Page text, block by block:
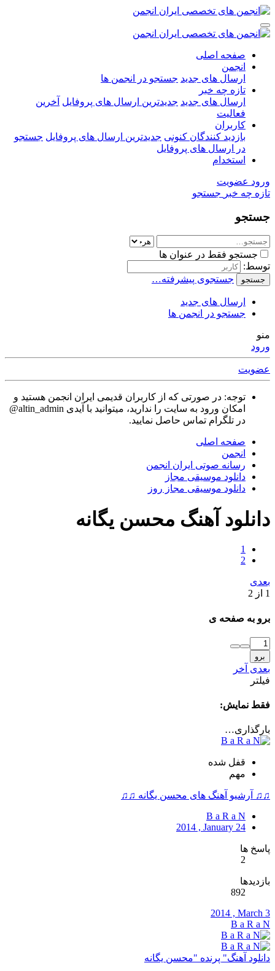
صفحه اصلی
انجمن
ارسال های جدید جستجو در انجمن ها
تازه چه خبر
ارسال های جدید جدیدترین ارسال های پروفایل آخرین
فعالیت
کاربران
بازدید کنندگان کنونی جدیدترین ارسال های پروفایل جستجو
در ارسال های پروفایل
استخدام
ورود عضویت
تازه چه خبر جستجو
جستجو
جستجو فقط در عنوان ها
توسط:
جستجو جستجوی پیشرفته…
ارسال های جدید
جستجو در انجمن ها
منو
ورود
عضویت
توجه: در صورتی که از کاربران قدیمی ایران انجمن هستید و
امکان ورود به سایت را ندارید، میتوانید با آیدی altin_admin@
در تلگرام تماس حاصل نمایید.
صفحه اصلی
انجمن
رسانه صوتی ایران انجمن
دانلود موسیقی مجاز
دانلود موسیقی مجاز روز
دانلود آهنگ محسن یگانه
1
2
بعدی
1 از 2
برو به صفحه ی
برو
بعدی آخر
فیلتر
فقط نمایش:
بارگذاری…
قفل شده
مهم
♫♫ آرشیو آهنگ های محسن یگانه ♫♫
B a R a N
2014 , January 24
پاسخ ها
2
بازدیدها
892
2014 , March 3
B a R a N
دانلود آهنگ" پرنده "محسن یگانه